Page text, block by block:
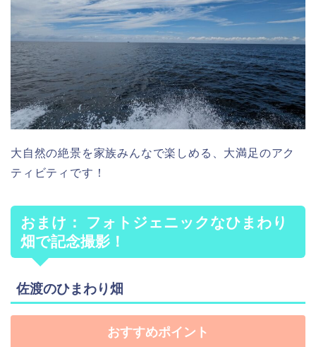
大自然の絶景を家族みんなで楽しめる、大満足のアク
ティビティです！
おまけ：
フォトジェニックなひまわり
畑で記念撮影！
佐渡のひまわり畑
おすすめポイント